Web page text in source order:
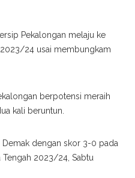
Pekalongan melaju ke
24 usai membungkam
berpotensi meraih
kali beruntun.
Demak dengan skor 3-0 pada
2023/24, Sabtu